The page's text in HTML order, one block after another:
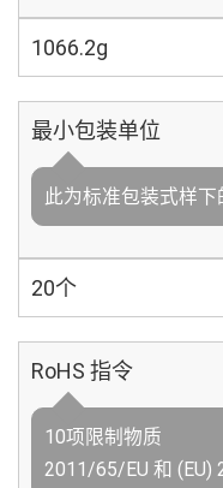
1066.2g
最小包装单位
此为标准包装式样下
20个
RoHS 指令
10项限制物质
2011/65/EU 和 (EU)